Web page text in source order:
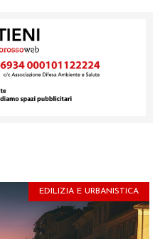
EDILIZIA E URBANISTICA